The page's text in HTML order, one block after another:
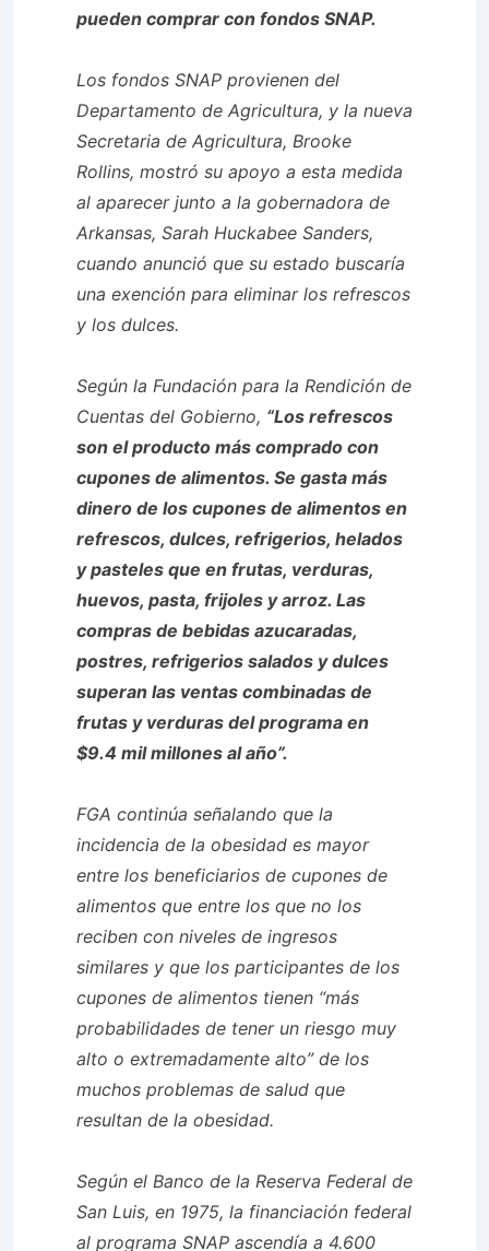
pueden comprar con fondos SNAP.
Los fondos SNAP provienen del
Departamento de Agricultura, y la nueva
Secretaria de Agricultura, Brooke
Rollins, mostró su apoyo a esta medida
al aparecer junto a la gobernadora de
Arkansas, Sarah Huckabee Sanders,
cuando anunció que su estado buscaría
una exención para eliminar los refrescos
y los dulces.
Según la Fundación para la Rendición de
Cuentas del Gobierno, “Los refrescos
son el producto más comprado con
cupones de alimentos. Se gasta más
dinero de los cupones de alimentos en
refrescos, dulces, refrigerios, helados
y pasteles que en frutas, verduras,
huevos, pasta, frijoles y arroz. Las
compras de bebidas azucaradas,
postres, refrigerios salados y dulces
superan las ventas combinadas de
frutas y verduras del programa en
$9.4 mil millones al año”.
FGA continúa señalando que la
incidencia de la obesidad es mayor
entre los beneficiarios de cupones de
alimentos que entre los que no los
reciben con niveles de ingresos
similares y que los participantes de los
cupones de alimentos tienen “más
probabilidades de tener un riesgo muy
alto o extremadamente alto” de los
muchos problemas de salud que
resultan de la obesidad.
Según el Banco de la Reserva Federal de
San Luis, en 1975, la financiación federal
al programa SNAP ascendía a 4.600